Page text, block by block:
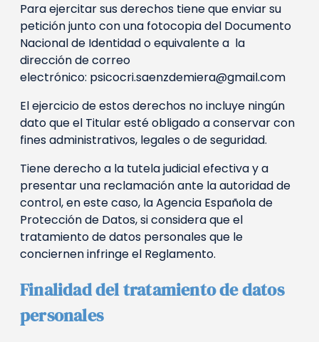
Para ejercitar sus derechos tiene que enviar su
petición junto con una fotocopia del Documento
Nacional de Identidad o equivalente a la
dirección de correo
electrónico: psicocri.saenzdemiera@gmail.com
El ejercicio de estos derechos no incluye ningún
dato que el Titular esté obligado a conservar con
fines administrativos, legales o de seguridad.
Tiene derecho a la tutela judicial efectiva y a
presentar una reclamación ante la autoridad de
control, en este caso, la Agencia Española de
Protección de Datos, si considera que el
tratamiento de datos personales que le
conciernen infringe el Reglamento.
Finalidad del tratamiento de datos
personales